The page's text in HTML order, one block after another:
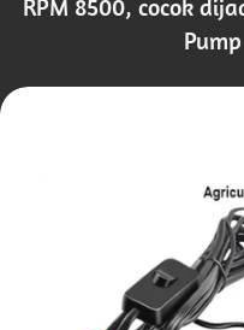
RPM 8500, cocok